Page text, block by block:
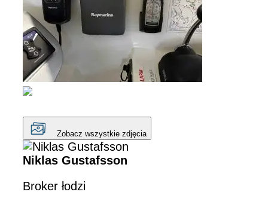
Zobacz wszystkie zdjęcia
Niklas Gustafsson
Broker łodzi